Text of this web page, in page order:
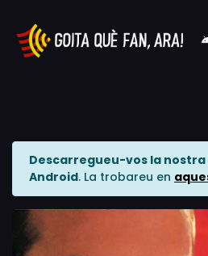
Descarregueu-vos la
Android. La trobareu en